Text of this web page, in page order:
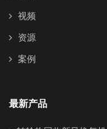
视频
资源
案例
最新产品